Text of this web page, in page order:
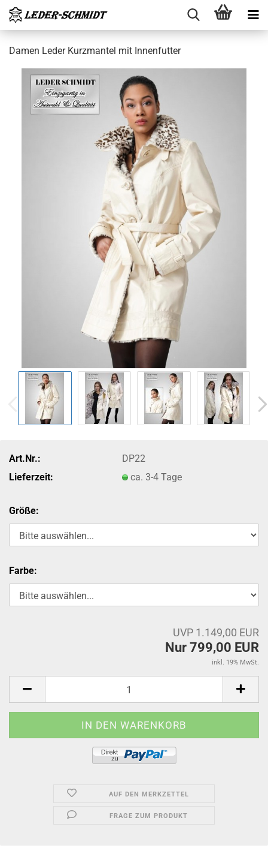
Damen Leder Kurz­man­tel mit In­nen­fut­ter
Art.Nr.:
DP22
Lieferzeit:
ca. 3-4 Tage
Größe:
Farbe:
UVP 1.149,00 EUR
Nur 799,00 EUR
inkl. 19% MwSt.
AUF DEN MERKZETTEL
FRAGE ZUM PRODUKT